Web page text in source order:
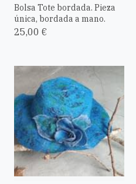
Bolsa Tote bordada. Pieza
única, bordada a mano.
25,00 €